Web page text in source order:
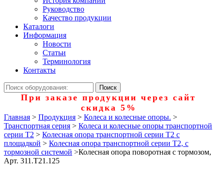
Руководство
Качество продукции
Каталоги
Информация
Новости
Статьи
Терминология
Контакты
При заказе продукции через сайт
скидка 5%
Главная > Продукция > Колеса и колесные опоры. >
Транспортная серия > Колеса и колесные опоры транспортной
серии Т2 > Колесная опора транспортной серии Т2 с
площадкой > Колесная опора транспортной серии Т2, с
тормозной системой >Колесная опора поворотная с тормозом,
Арт. 311.Т21.125